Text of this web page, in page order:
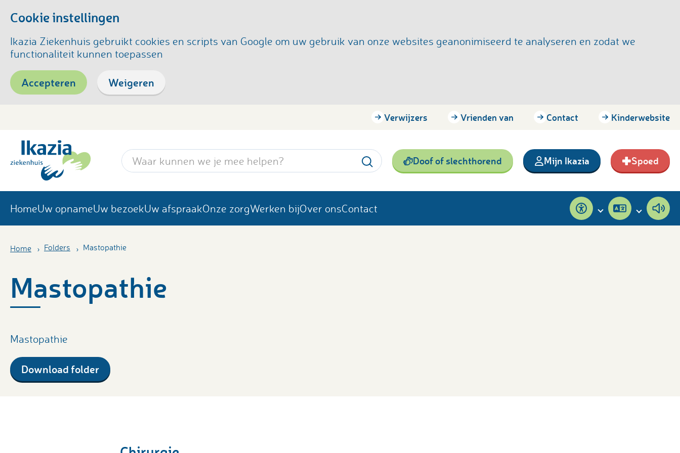
Cookie instellingen
Ikazia Ziekenhuis gebruikt cookies en scripts van Google om uw gebruik van onze websites geanonimiseerd te analyseren en zodat we
functionaliteit kunnen toepassen
Accepteren Weigeren
Verwijzers Vrienden van Contact Kinderwebsite
Zoekwoord Doof of slechthorend Mijn Ikazia Spoed
HomeUw opnameUw bezoekUw afspraakOnze zorgWerken bijOver onsContact Toegankelijkheid
Pagina
vertalen
Home Folders Mastopathie
Mastopathie
Mastopathie
Download folder